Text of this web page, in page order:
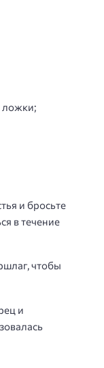
ложки;
и бросьте
в течение
чтобы
и